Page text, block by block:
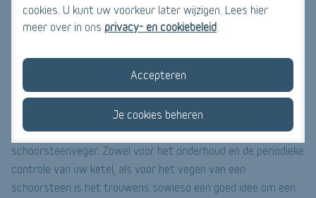
cookies. U kunt uw voorkeur later wijzigen. Lees hier
meer over in ons privacy- en cookiebeleid
Accepteren
Je cookies beheren
geveegd.
Hoe wordt een verbuisde schoorsteen geveegd?
Een verbuisde en traditionele schoorsteen worden niet op
dezelfde manier schoongemaakt. Een verbuisde schoorsteen
vergt namelijk meer technische middelen. Laat uw
schoorsteen dus altijd vegen door een professionele
schoorsteenveger. Zowel voor het onderhoud en de periodieke
controle van uw ketel, als voor het vegen van een
schoorsteen is het trouwens sowieso een goed idee om een